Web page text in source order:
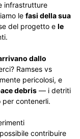
infrastrutture
le fasi della sua
del progetto e le
dallo
Ramses vs
pericolosi, e
debris — i detriti
contenerli.
contribuire